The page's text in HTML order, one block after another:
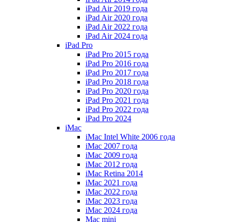
iPad Air 2019 года
iPad Air 2020 года
iPad Air 2022 года
iPad Air 2024 года
iPad Pro
iPad Pro 2015 года
iPad Pro 2016 года
iPad Pro 2017 года
iPad Pro 2018 года
iPad Pro 2020 года
iPad Pro 2021 года
iPad Pro 2022 года
iPad Pro 2024
iMac
iMac Intel White 2006 года
iMac 2007 года
iMac 2009 года
iMac 2012 года
iMac Retina 2014
iMac 2021 года
iMac 2022 года
iMac 2023 года
iMac 2024 года
Mac mini